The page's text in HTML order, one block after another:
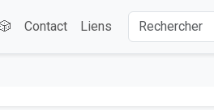
Contact Liens